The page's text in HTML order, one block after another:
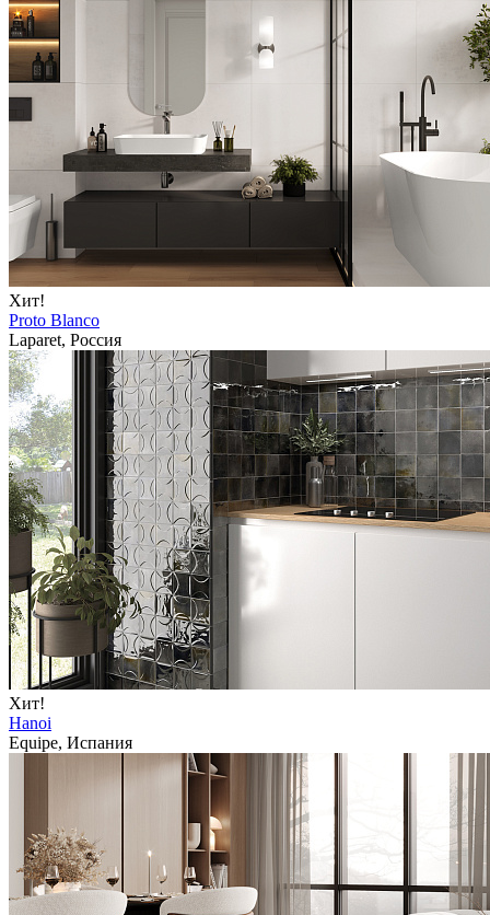
Хит!
Proto Blanco
Laparet, Россия
Хит!
Hanoi
Equipe, Испания